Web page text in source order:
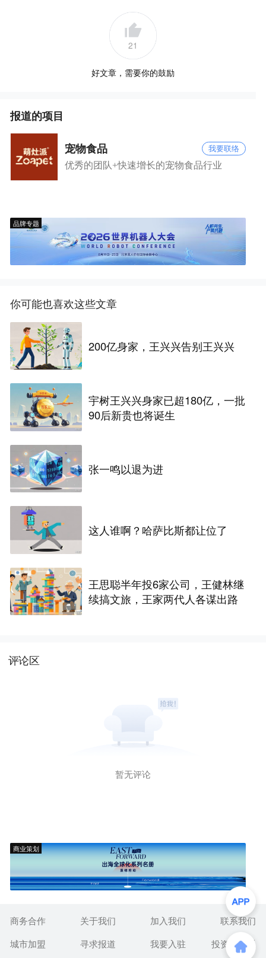
21
好文章，需要你的鼓励
报道的项目
宠物食品 我要联络
优秀的团队+快速增长的宠物食品行业
品牌专题
你可能也喜欢这些文章
200亿身家，王兴兴告别王兴兴
宇树王兴兴身家已超180亿，一批
90后新贵也将诞生
张一鸣以退为进
这人谁啊？哈萨比斯都让位了
王思聪半年投6家公司，王健林继
续搞文旅，王家两代人各谋出路
评论区
暂无评论
商业策划
商务合作 关于我们 加入我们
联系我们
城市加盟
寻求报道 我要入驻 投资者关系